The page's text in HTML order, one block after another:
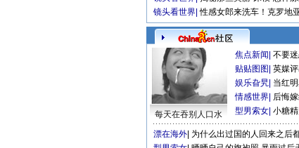
镜头看世界 性感女郎来洗车！克罗地
每天在吞别人口水
焦点新闻 不要
贴贴图图 英媒
娱乐旮旯 当红
情感世界 后悔
型男索女 小糖
漂在海外 为什么出过国的人回来之后